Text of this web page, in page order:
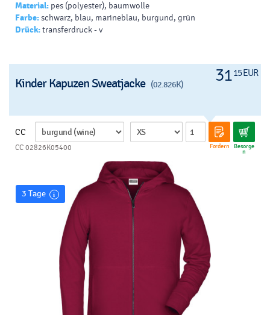
Material: pes (polyester), baumwolle
Farbe:schwarz, blau, marineblau, burgund, grün
Drück:transferdruck - v
3115 EUR
Kinder Kapuzen Sweatjacke (02.826K)
CC
Fordern Besorge
n
CC 02826K05400
3 Tage